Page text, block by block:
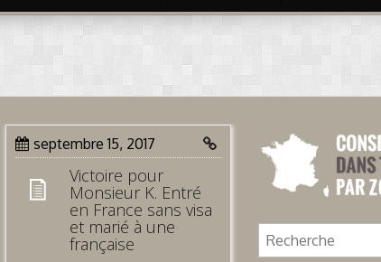
septembre 15, 2017
Victoire pour
Monsieur K. Entré
en France sans visa
et marié à une
française